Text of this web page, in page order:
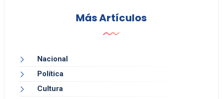
Más Artículos
Nacional
Política
Cultura